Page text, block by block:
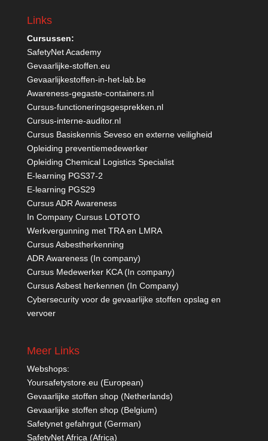
Links
Cursussen:
SafetyNet Academy
Gevaarlijke-stoffen.eu
Gevaarlijkestoffen-in-het-lab.be
Awareness-gegaste-containers.nl
Cursus-functioneringsgesprekken.nl
Cursus-interne-auditor.nl
Cursus Basiskennis Seveso en externe veiligheid
Opleiding preventiemedewerker
Opleiding Chemical Logistics Specialist
E-learning PGS37-2
E-learning PGS29
Cursus ADR Awareness
In Company Cursus LOTOTO
Werkvergunning met TRA en LMRA
Cursus Asbestherkenning
ADR Awareness (In company)
Cursus Medewerker KCA (In company)
Cursus Asbest herkennen (In Company)
Cybersecurity voor de gevaarlijke stoffen opslag en
vervoer
Meer Links
Webshops:
Yoursafetystore.eu (European)
Gevaarlijke stoffen shop (Netherlands)
Gevaarlijke stoffen shop (Belgium)
Safetynet gefahrgut(German)
SafetyNet Africa (Africa)